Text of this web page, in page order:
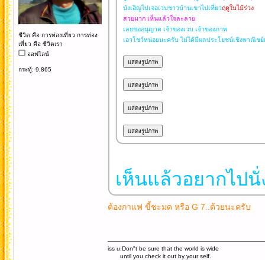
ชีวิต คือ การท่องเที่ยว การท่อง
เที่ยว คือ ชีวิตเรา
ออฟไลน์
กระทู้: 9,865
บังเอิญไปเจอเวบชาวบ้านเขาไปเที่ยวฤดูใบไม้ร่วง
สวยมาก เห็นแล้วใจละลาย
เลยขออนุญาต เจ้าของเวบ เจ้าของภาพ
เอาโชว์หน่อยนะครับ ไม่ได้มีผลประโยชน์เชิงพาณิชย์
เห็นแล้วอยากไป
ต้องกาแฟ ขี้ชะมด หรือ G 7..ด้วยนะครับ
iss u.Don"t be sure that the world is wide
until you check it out by your self.